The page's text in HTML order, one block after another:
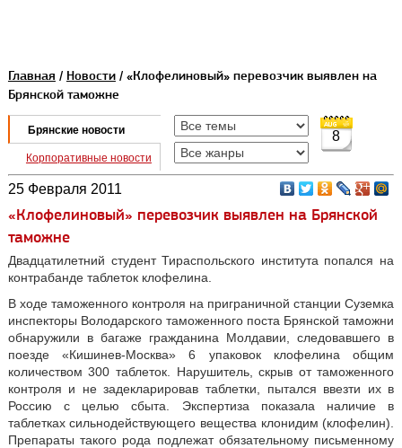
Главная / Новости/ «Клофелиновый» перевозчик выявлен на
Брянской таможне
Брянские новости
Корпоративные новости
8
25 Февраля 2011
«Клофелиновый» перевозчик выявлен на Брянской
таможне
Двадцатилетний студент Тираспольского института попался на
контрабанде таблеток клофелина.
В ходе таможенного контроля на приграничной станции Суземка
инспекторы Володарского таможенного поста Брянской таможни
обнаружили в багаже гражданина Молдавии, следовавшего в
поезде «Кишинев-Москва» 6 упаковок клофелина общим
количеством 300 таблеток. Нарушитель, скрыв от таможенного
контроля и не задекларировав таблетки, пытался ввезти их в
Россию с целью сбыта. Экспертиза показала наличие в
таблетках сильнодействующего вещества клонидим (клофелин).
Препараты такого рода подлежат обязательному письменному